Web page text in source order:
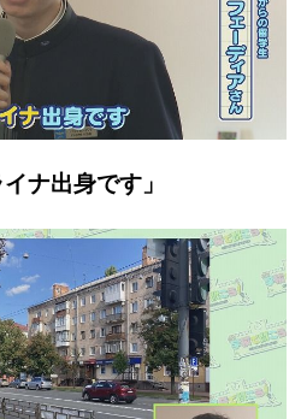
ナ出身です」